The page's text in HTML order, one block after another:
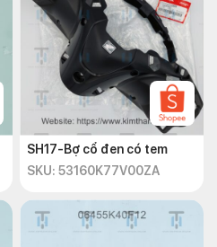
SH17-Bợ cổ đen có tem
SKU: 53160K77V00ZA